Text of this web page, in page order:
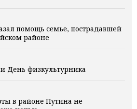
помощь семье, пострадавшей
районе
День физкультурника
в районе Путина не